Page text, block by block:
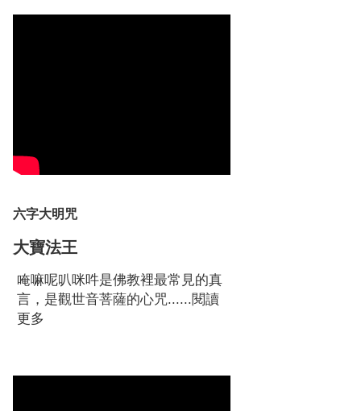
六字大明咒
大寶法王
唵嘛呢叭咪吽是佛教裡最常見的真
言，是觀世音菩薩的心咒......閱讀
更多